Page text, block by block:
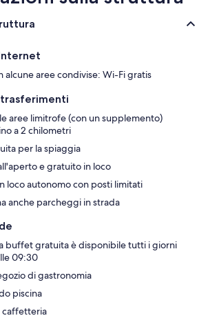
alcune aree condivise: Wi-Fi gratis
aree limitrofe (con un supplemento)
a 2 chilometri
per la spiaggia
e gratuito in loco
loco autonomo con posti limitati
anche parcheggi in strada
a buffet gratuita è disponibile tutti i giorni
09:30
di gastronomia
piscina
caffetteria